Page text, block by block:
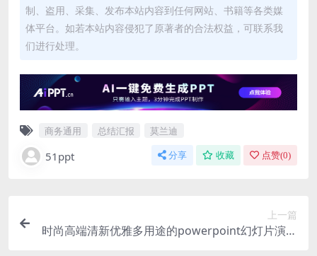
制、盗用、采集、发布本站内容到任何网站、书籍等各类媒
体平台。如若本站内容侵犯了原著者的合法权益，可联系我
们进行处理。
商务通用 总结汇报 莫兰迪
51ppt 分享 收藏 点赞(0)
上一篇
时尚高端清新优雅多用途的powerpoint幻灯片演示